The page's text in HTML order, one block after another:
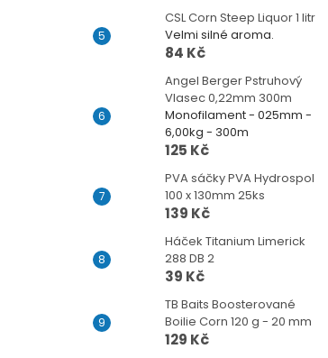
CSL Corn Steep Liquor 1 litr
Velmi silné aroma.
84 Kč
Angel Berger Pstruhový
Vlasec 0,22mm 300m
Monofilament - 025mm -
6,00kg - 300m
125 Kč
PVA sáčky PVA Hydrospol
100 x 130mm 25ks
139 Kč
Háček Titanium Limerick
288 DB 2
39 Kč
TB Baits Boosterované
Boilie Corn 120 g - 20 mm
129 Kč